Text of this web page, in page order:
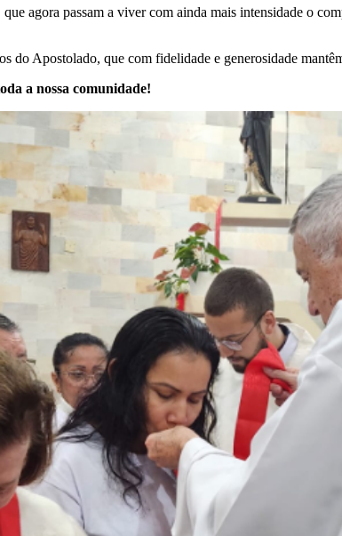
agora passam a viver com ainda mais intensidade o
Apostolado, que com fidelidade e generosidade
a nossa comunidade!